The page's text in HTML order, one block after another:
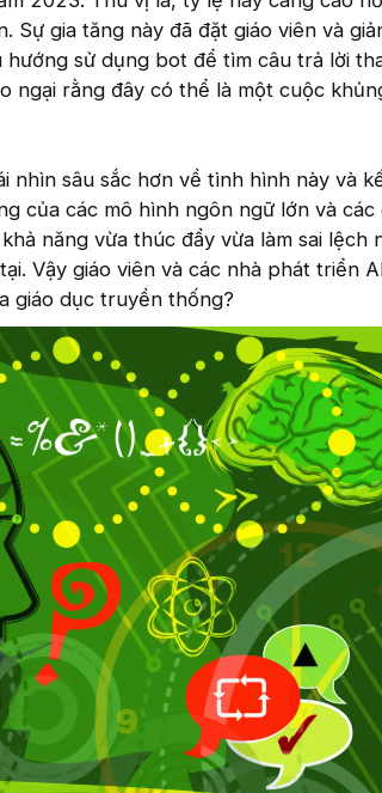
Sự gia tăng này đã đặt giáo viên và
sử dụng bot để tìm câu trả lời
ngại rằng đây có thể là một cuộc
nhìn sâu sắc hơn về tình hình này và
của các mô hình ngôn ngữ lớn và các
năng vừa thúc đẩy vừa làm sai lệch
Vậy giáo viên và các nhà phát triển
giáo dục truyền thống?